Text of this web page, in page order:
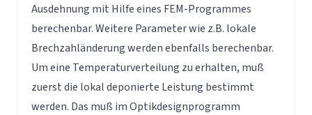
Ausdehnung mit Hilfe eines FEM-Programmes
berechenbar. Weitere Parameter wie z.B. lokale
Brechzahländerung werden ebenfalls berechenbar.
Um eine Temperaturverteilung zu erhalten, muß
zuerst die lokal deponierte Leistung bestimmt
werden. Das muß im Optikdesignprogramm